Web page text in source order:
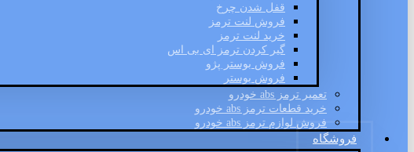
قفل شدن چرخ
فروش لنت ترمز
خرید لنت ترمز
گیر کردن ترمز ای بی اس
فروش بوستر پژو
فروش بوستر
تعمیر ترمز abs خودرو
خرید قطعات ترمز abs خودرو
فروش لوازم ترمز abs خودرو
فروشگاه